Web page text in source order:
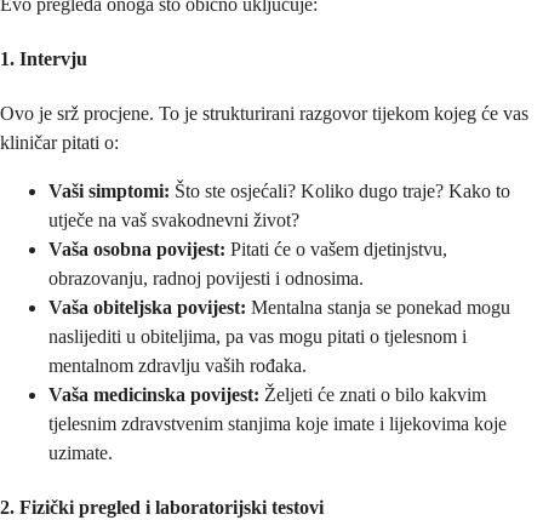
1. Intervju
Ovo je srž procjene. To je strukturirani razgovor tijekom kojeg će vas
kliničar pitati o:
Vaši simptomi: Što ste osjećali? Koliko dugo traje? Kako to
utječe na vaš svakodnevni život?
Vaša osobna povijest: Pitati će o vašem djetinjstvu,
obrazovanju, radnoj povijesti i odnosima.
Vaša obiteljska povijest: Mentalna stanja se ponekad mogu
naslijediti u obiteljima, pa vas mogu pitati o tjelesnom i
mentalnom zdravlju vaših rođaka.
Vaša medicinska povijest: Željeti će znati o bilo kakvim
tjelesnim zdravstvenim stanjima koje imate i lijekovima koje
uzimate.
2. Fizički pregled i laboratorijski testovi